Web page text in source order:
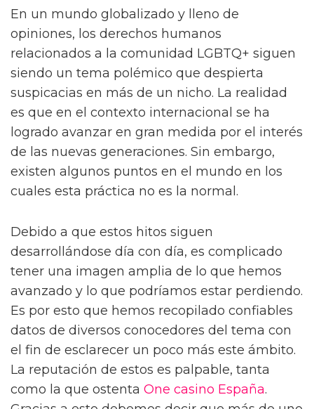
En un mundo globalizado y lleno de
opiniones, los derechos humanos
relacionados a la comunidad LGBTQ+ siguen
siendo un tema polémico que despierta
suspicacias en más de un nicho. La realidad
es que en el contexto internacional se ha
logrado avanzar en gran medida por el interés
de las nuevas generaciones. Sin embargo,
existen algunos puntos en el mundo en los
cuales esta práctica no es la normal.
Debido a que estos hitos siguen
desarrollándose día con día, es complicado
tener una imagen amplia de lo que hemos
avanzado y lo que podríamos estar perdiendo.
Es por esto que hemos recopilado confiables
datos de diversos conocedores del tema con
el fin de esclarecer un poco más este ámbito.
La reputación de estos es palpable, tanta
como la que ostenta
One casino España.